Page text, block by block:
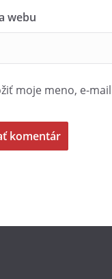
V prípade záujmu
na
„Realizované s
webu
moje meno, e-